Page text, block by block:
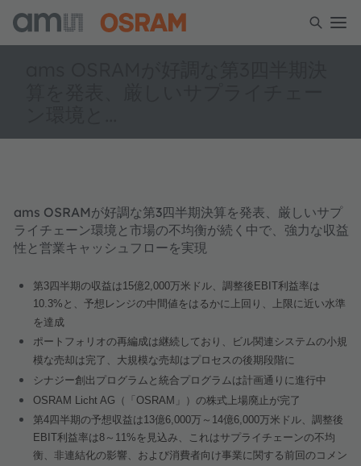
ams OSRAMが好調な第3四半期決算を発表、厳しいサプ
ライチェーン環境と市場の不均衡が続く中で、強力な収益
性と営業キャッシュフローを実現
第3四半期の収益は15億2,000万米ドル、調整後 EBIT利益率は
10.3% と、予想レンジの中間値をはるかに上回り、上限に近い水準
を達成
ポートフォリオの再編成は継続しており、ビル関連システムの小規
模な売却は完了、大規模な売却はプロセスの後期段階に
シナジー創出プログラムと統合プログラムは計画通りに進行中
OSRAM Licht AG （「 OSRAM
」）の株式上場廃止が完了
第4四半期の予想収益は13億6,000万～ 14億6,000万米ドル、調整後
EBIT利益率は8 ～ 11% を見込み、これはサプライチェーンの不均
衡、非連結化の影響、および消費者向け事業に関する前回のコメン